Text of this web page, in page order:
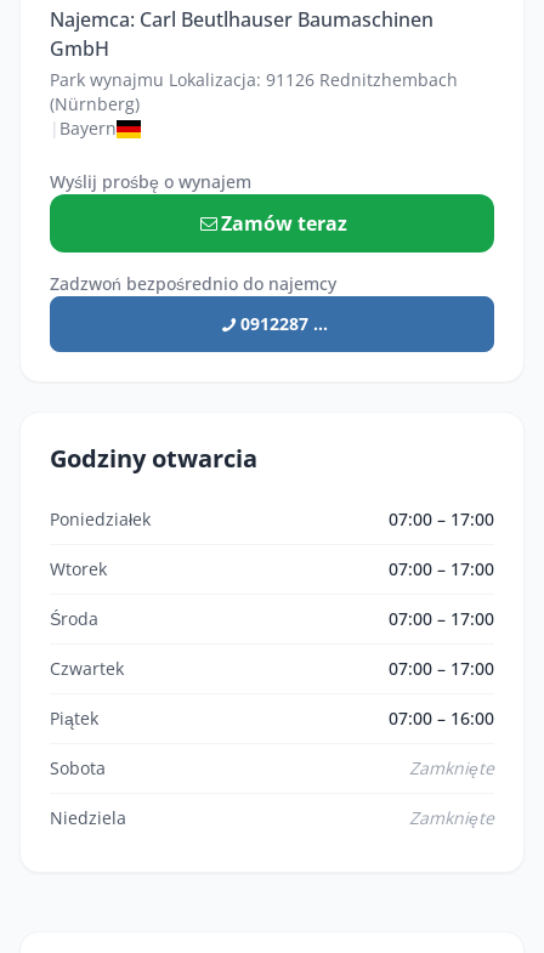
Najemca: Carl Beutlhauser Baumaschinen
GmbH
Park wynajmu Lokalizacja: 91126 Rednitzhembach
(Nürnberg)
| Bayern
Wyślij prośbę o wynajem
Zamów teraz
Zadzwoń bezpośrednio do najemcy
0912287 ...
Godziny otwarcia
Poniedziałek 07:00 – 17:00
Wtorek 07:00 – 17:00
Środa 07:00 – 17:00
Czwartek 07:00 – 17:00
Piątek 07:00 – 16:00
Sobota Zamknięte
Niedziela Zamknięte